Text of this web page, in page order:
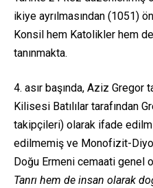
ikiye ayrılmasından (1051)
Konsil hem Katolikler hem
tanınmakta.
4. asır başında, Aziz Gregor
Kilisesi Batılılar tarafından
takipçileri) olarak ifade
edilmemiş ve Monofizit-
Doğu Ermeni cemaati genel
Tanrı hem de insan olarak